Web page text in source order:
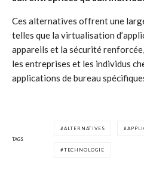
Ces alternatives offrent une
telles que la virtualisation
appareils et la sécurité
les entreprises et les individus
applications de bureau
TAGS
ALTERNATIVES
TECHNOLOGIE